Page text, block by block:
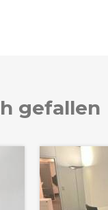
gefallen